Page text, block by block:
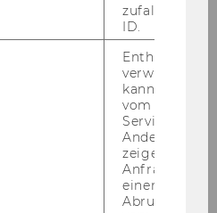
zur Umsatzsteuer -
–
Abgabenbehörde
Course (General
- Univ.-
ID.
Enthält ein
verwendet
kann, um
vom AMP-
Service
Andere
zeigen Opt-
Anfrage im
einen Fehler
Abrufen